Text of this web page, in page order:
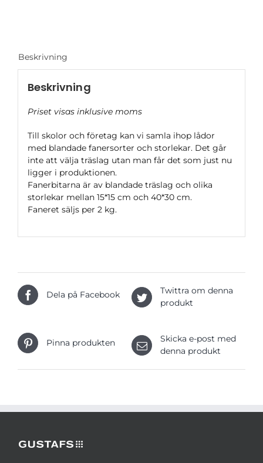
Beskrivning
Beskrivning
Priset visas inklusive moms
Till skolor och företag kan vi samla ihop lådor
med blandade fanersorter och storlekar. Det går
inte att välja träslag utan man får det som just nu
ligger i produktionen.
Fanerbitarna är av blandade träslag och olika
storlekar mellan 15*15 cm och 40*30 cm.
Faneret säljs per 2 kg.
Dela på Facebook
Twittra om denna
produkt
Pinna produkten
Skicka e-post med
denna produkt